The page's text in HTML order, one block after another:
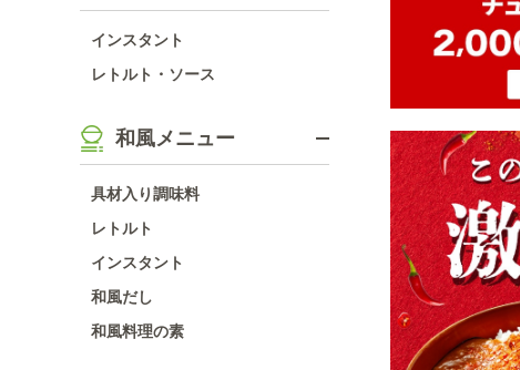
インスタント
レトルト・ソース
和風メニュー
具材入り調味料
レトルト
インスタント
和風だし
和風料理の素